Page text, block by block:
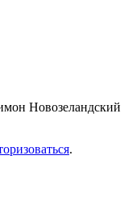
Новозеландский
.